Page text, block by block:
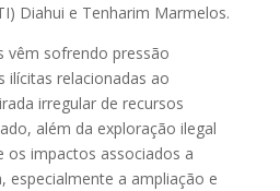
Diahui e Tenharim Marmelos.
vêm sofrendo pressão
ilícitas relacionadas ao
irregular de recursos
além da exploração ilegal
os impactos associados a
especialmente a ampliação e